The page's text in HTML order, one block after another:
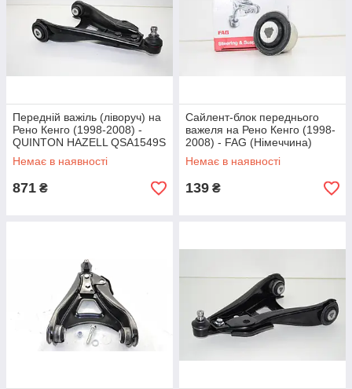
Передній важіль (ліворуч) на
Рено Кенго (1998-2008) -
QUINTON HAZELL QSA1549S
Немає в наявності
871 ₴
Сайлент-блок переднього
важеля на Рено Кенго (1998-
2008) - FAG (Німеччина)
829012310
Немає в наявності
139 ₴